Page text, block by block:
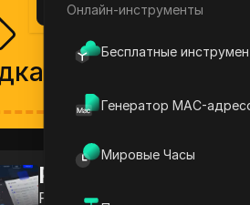
Онлайн-инструменты
Бесплатные
Генератор MAC-
Мировые Часы
Скидка скоро
Proxy Market
Proxy Market